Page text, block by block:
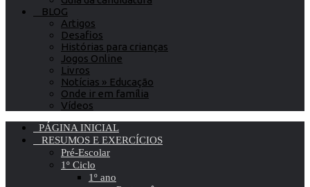
BLOG
Artigos
Desafios
Histórias para crianças
Jogos Online
Livros
Notícias » Educação
Onde ir em família
Vídeos
PÁGINA INICIAL
RESUMOS E EXERCÍCIOS
Pré-Escolar
1º Ciclo
1º ano